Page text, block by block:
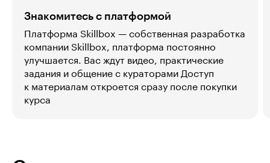
Знакомитесь с платформой
Платформа Skillbox — собственная разработка
компании Skillbox, платформа постоянно
улучшается. Вас ждут видео, практические
задания и общение с кураторами Доступ
к материалам откроется сразу после покупки
курса